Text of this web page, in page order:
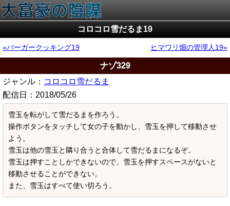
コロコロ雪だるま19
バーガークッキング19 ヒマワリ畑の管理人19
ナゾ329
ジャンル： コロコロ雪だるま
配信日： 2018/05/26
雪玉を転がして雪だるまを作ろう。
操作ボタンをタッチして女の子を動かし、雪玉を押して移動させ
よう。
雪玉は他の雪玉と隣り合うと合体して雪だるまになるぞ。
雪玉は押すことしかできないので、雪玉を押すスペースがないと
移動させることができない。
また、雪玉はすべて使い切ろう。